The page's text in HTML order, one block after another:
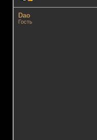
Dao
Гость